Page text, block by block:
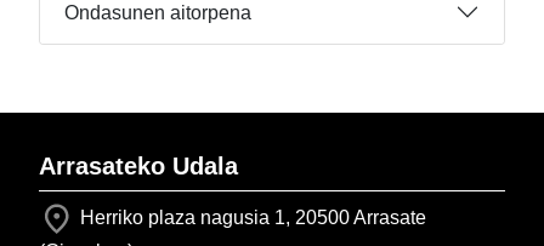
Ondasunen aitorpena
Arrasateko Udala
Herriko plaza nagusia 1, 20500 Arrasate